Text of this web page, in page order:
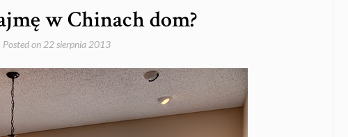
w Chinach dom?
Posted on 22 sierpnia 2013